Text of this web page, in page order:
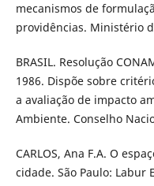
mecanismos de
providências. Ministério
BRASIL. Resolução
1986. Dispõe sobre
a avaliação de impacto
Ambiente. Conselho
CARLOS, Ana F.A. O
cidade. São Paulo: Labur